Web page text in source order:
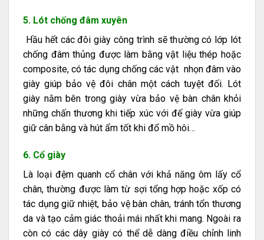
5. Lót chống đâm xuyên
Hầu hết các đôi giày công trình sẽ thường có lớp lót
chống đâm thủng được làm bằng vật liệu thép hoặc
composite, có tác dụng chống các vật nhọn đâm vào
giày giúp bảo vệ đôi chân một cách tuyệt đối. Lót
giày nằm bên trong giày vừa bảo vệ bàn chân khỏi
những chấn thương khi tiếp xúc với đế giày vừa giúp
giữ cân bằng và hút ẩm tốt khi đổ mồ hôi…
6. Cổ giày
Là loại đệm quanh cổ chân với khả năng ôm lấy cổ
chân, thường được làm từ sợi tổng hợp hoặc xốp có
tác dụng giữ nhiệt, bảo vệ bàn chân, tránh tổn thương
da và tạo cảm giác thoải mái nhất khi mang. Ngoài ra
còn có các dây giày có thể dễ dàng điều chỉnh linh